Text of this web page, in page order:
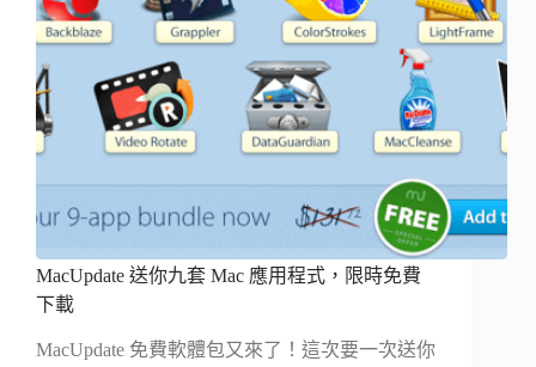
MacUpdate 送你九套 Mac 應用程式，限時免費
下載
MacUpdate 免費軟體包又來了！這次要一次送你